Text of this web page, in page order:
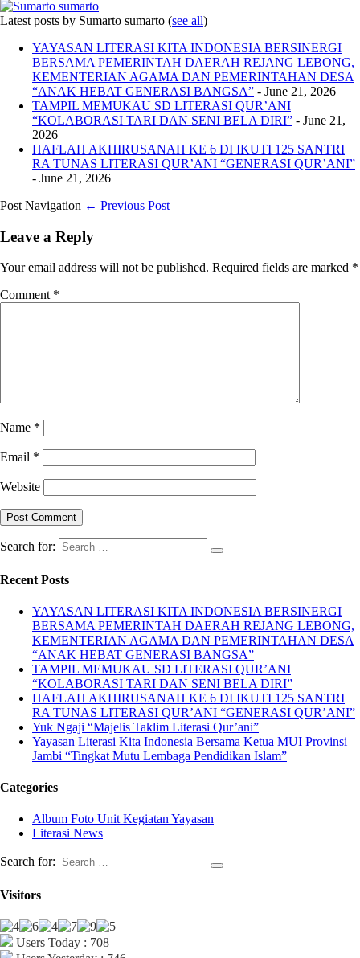
Latest posts by Sumarto sumarto (see all)
YAYASAN LITERASI KITA INDONESIA BERSINERGI
BERSAMA PEMERINTAH DAERAH REJANG LEBONG,
KEMENTERIAN AGAMA DAN PEMERINTAHAN DESA
“ANAK HEBAT GENERASI BANGSA” - June 21, 2026
TAMPIL MEMUKAU SD LITERASI QUR’ANI
“KOLABORASI TARI DAN SENI BELA DIRI” - June 21,
2026
HAFLAH AKHIRUSANAH KE 6 DI IKUTI 125 SANTRI
RA TUNAS LITERASI QUR’ANI “GENERASI QUR’ANI”
- June 21, 2026
Post Navigation ← Previous Post
Leave a Reply
Your email address will not be published. Required fields are marked *
Comment *
Name *
Email *
Website
Search for:
Recent Posts
YAYASAN LITERASI KITA INDONESIA BERSINERGI
BERSAMA PEMERINTAH DAERAH REJANG LEBONG,
KEMENTERIAN AGAMA DAN PEMERINTAHAN DESA
“ANAK HEBAT GENERASI BANGSA”
TAMPIL MEMUKAU SD LITERASI QUR’ANI
“KOLABORASI TARI DAN SENI BELA DIRI”
HAFLAH AKHIRUSANAH KE 6 DI IKUTI 125 SANTRI
RA TUNAS LITERASI QUR’ANI “GENERASI QUR’ANI”
Yuk Ngaji “Majelis Taklim Literasi Qur’ani”
Yayasan Literasi Kita Indonesia Bersama Ketua MUI Provinsi
Jambi “Tingkat Mutu Lembaga Pendidikan Islam”
Categories
Album Foto Unit Kegiatan Yayasan
Literasi News
Search for:
Visitors
Users Today : 708